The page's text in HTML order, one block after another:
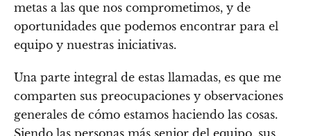
metas a las que nos comprometimos, y de
oportunidades que podemos encontrar para el
equipo y nuestras iniciativas.
Una parte integral de estas llamadas, es que me
comparten sus preocupaciones y observaciones
generales de cómo estamos haciendo las cosas.